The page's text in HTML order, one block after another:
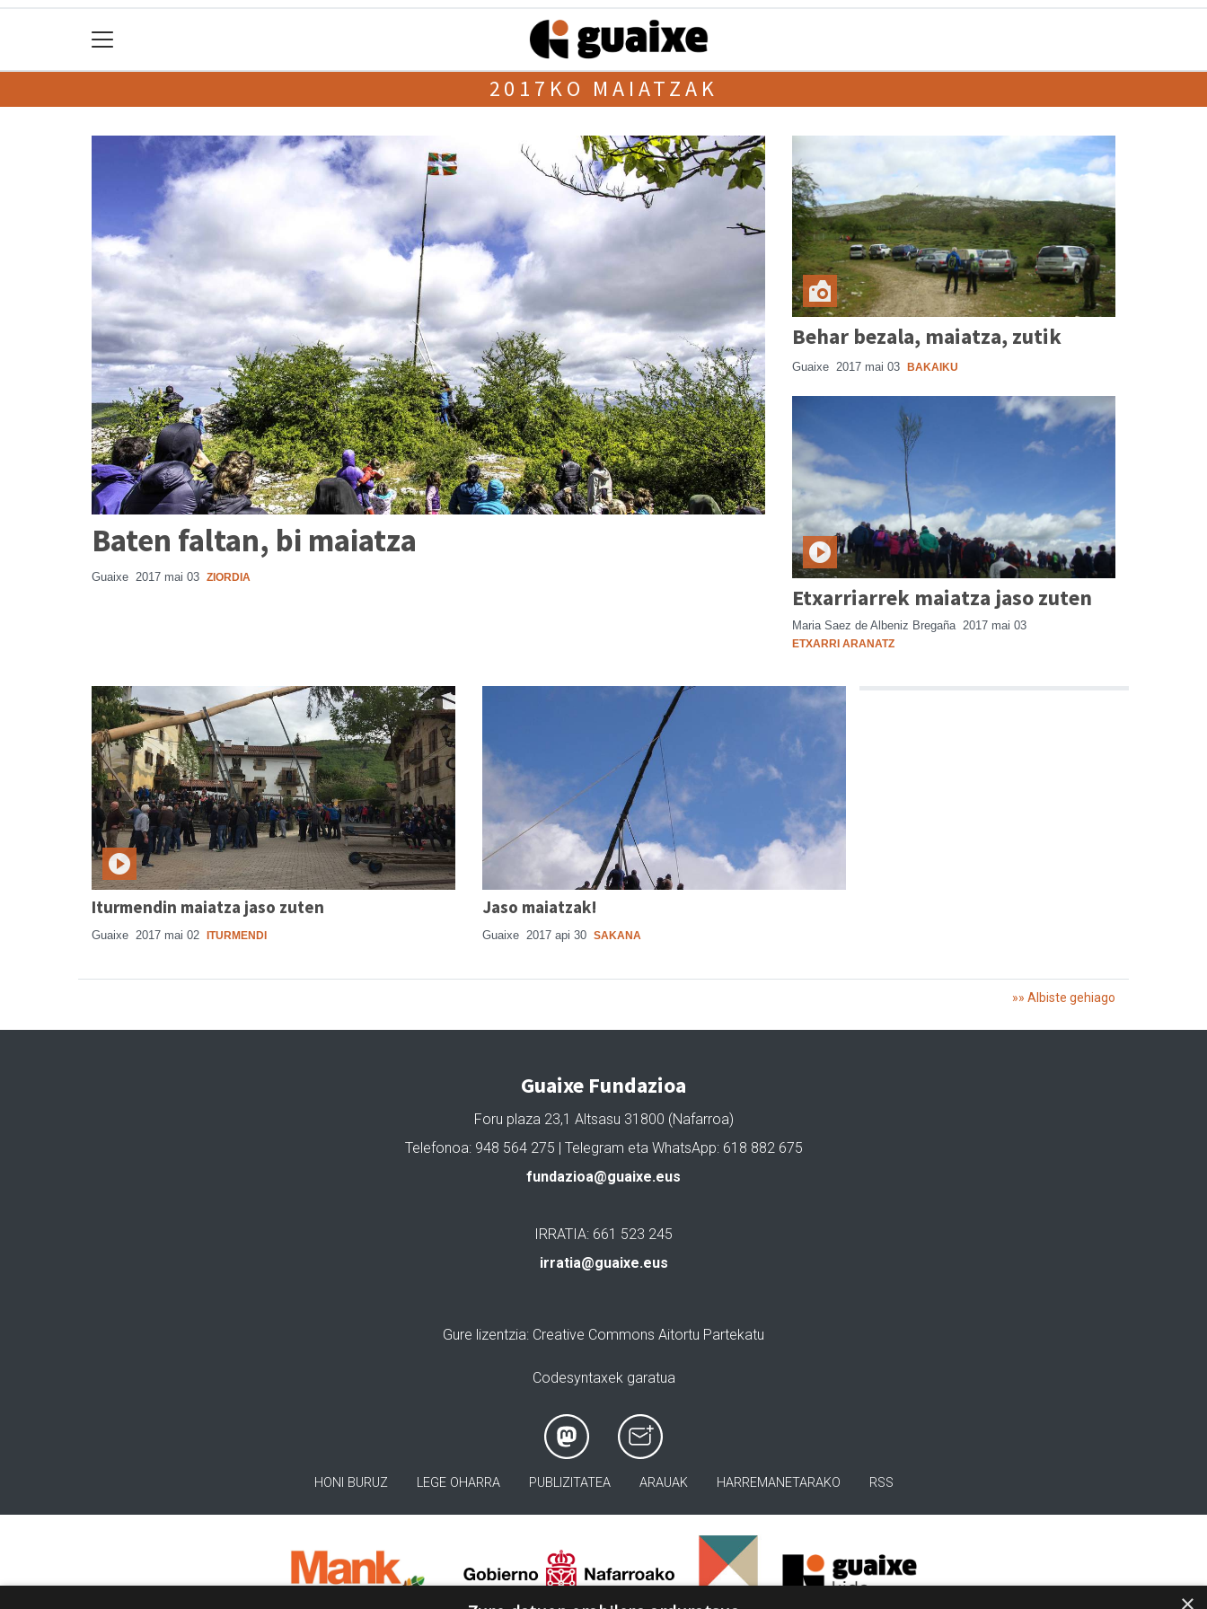
2017KO MAIATZAK
Baten faltan, bi maiatza
Guaixe 2017 mai 03 ZIORDIA
Behar bezala, maiatza, zutik
Guaixe 2017 mai 03 BAKAIKU
Etxarriarrek maiatza jaso zuten
Maria Saez de Albeniz Bregaña 2017 mai 03
ETXARRI ARANATZ
Iturmendin maiatza jaso zuten
Guaixe 2017 mai 02 ITURMENDI
Jaso maiatzak!
Guaixe 2017 api 30 SAKANA
»» Albiste gehiago
Guaixe Fundazioa
Foru plaza 23,1 Altsasu 31800 (Nafarroa)
Telefonoa: 948 564 275 | Telegram eta WhatsApp: 618 882 675
fundazioa@guaixe.eus
IRRATIA: 661 523 245
irratia@guaixe.eus
Gure lizentzia: Creative Commons Aitortu Partekatu
Codesyntaxek garatua
HONI BURUZ LEGE OHARRA PUBLIZITATEA ARAUAK HARREMANETARAKO RSS